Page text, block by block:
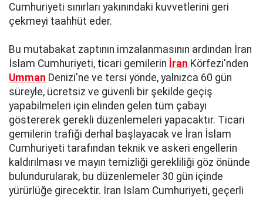
Cumhuriyeti sınırları yakınındaki kuvvetlerini geri
çekmeyi taahhüt eder.
Bu mutabakat zaptının imzalanmasının ardından İran
İslam Cumhuriyeti, ticari gemilerin İran Körfezi'nden
Umman Denizi'ne ve tersi yönde, yalnızca 60 gün
süreyle, ücretsiz ve güvenli bir şekilde geçiş
yapabilmeleri için elinden gelen tüm çabayı
göstererek gerekli düzenlemeleri yapacaktır. Ticari
gemilerin trafiği derhal başlayacak ve İran İslam
Cumhuriyeti tarafından teknik ve askeri engellerin
kaldırılması ve mayın temizliği gerekliliği göz önünde
bulundurularak, bu düzenlemeler 30 gün içinde
yürürlüğe girecektir. İran İslam Cumhuriyeti, geçerli